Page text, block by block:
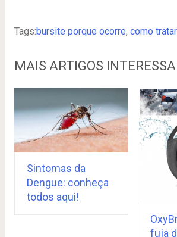
Tags:bursite porque ocorre, como
MAIS ARTIGOS
Sintomas da
Dengue: conheça
todos aqui!
fuja